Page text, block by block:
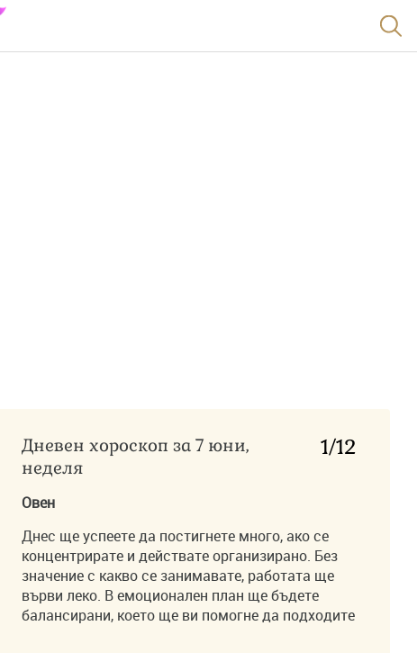
1/12
Дневен хороскоп за 7 юни,
неделя
Овен
Днес ще успеете да постигнете много, ако се
концентрирате и действате организирано. Без
значение с какво се занимавате, работата ще
върви леко. В емоционален план ще бъдете
балансирани, което ще ви помогне да подходите